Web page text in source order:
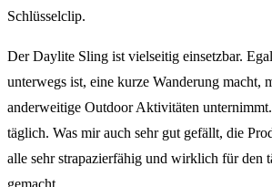
Schlüsselclip.
Der Daylite Sling ist vielseitig einsetzbar.
unterwegs ist, eine kurze Wanderung macht,
anderweitige Outdoor Aktivitäten
täglich. Was mir auch sehr gut gefällt, die
alle sehr strapazierfähig und wirklich für den